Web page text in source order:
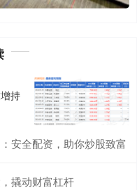
持
安全配资，助你炒股致富
撬动财富杠杆